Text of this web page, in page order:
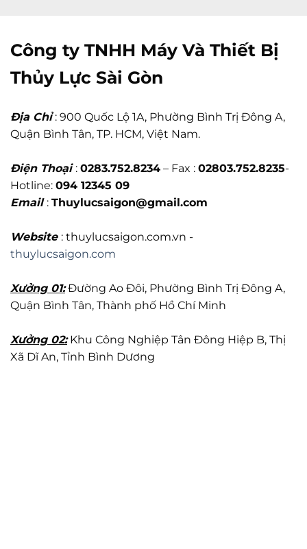
Công ty TNHH Máy Và Thiết Bị
Thủy Lực Sài Gòn
Địa Chỉ: 900 Quốc Lộ 1A, Phường Bình Trị Đông A,
Quận Bình Tân, TP. HCM, Việt Nam.
Điện Thoại : 0283.752.8234 – Fax : 02803.752.8235-
Hotline: 094 12345 09
Email : Thuylucsaigon@gmail.com
Website : thuylucsaigon.com.vn -
thuylucsaigon.com
Xưởng 01:Đường Ao Đôi, Phường Bình Trị Đông A,
Quận Bình Tân, Thành phố Hồ Chí Minh
Xưởng 02:Khu Công Nghiệp Tân Đông Hiệp B, Thị
Xã Dĩ An, Tỉnh Bình Dương